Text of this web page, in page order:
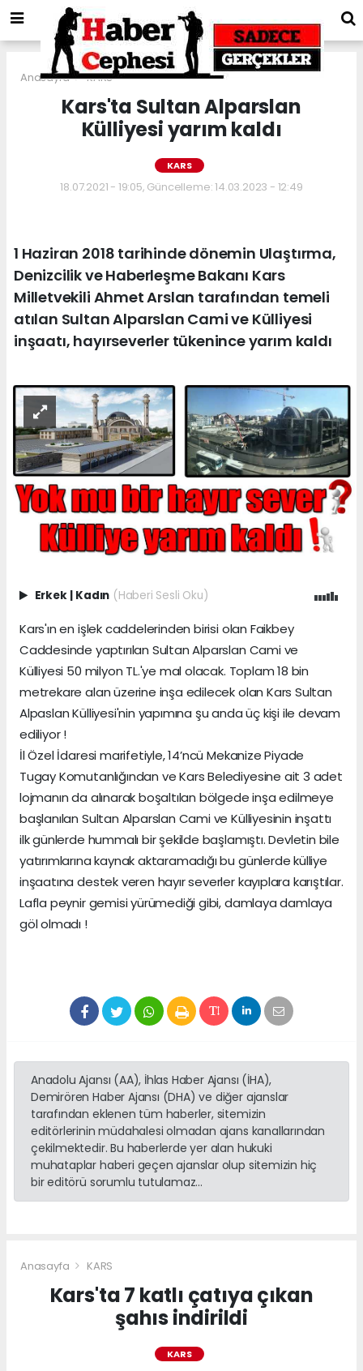
Anasayfa KARS
Kars'ta Sultan Alparslan
Külliyesi yarım kaldı
KARS
18.07.2021 - 19:05, Güncelleme: 14.03.2023 - 12:49
1 Haziran 2018 tarihinde dönemin Ulaştırma,
Denizcilik ve Haberleşme Bakanı Kars
Milletvekili Ahmet Arslan tarafından temeli
atılan Sultan Alparslan Cami ve Külliyesi
inşaatı, hayırseverler tükenince yarım kaldı
Erkek Kadın (Haberi Sesli Oku)
Kars'ın en işlek caddelerinden birisi olan Faikbey
Caddesinde yaptırılan Sultan Alparslan Cami ve
Külliyesi 50 milyon TL.'ye mal olacak. Toplam 18 bin
metrekare alan üzerine inşa edilecek olan Kars Sultan
Alpaslan Külliyesi'nin yapımına şu anda üç kişi ile devam
ediliyor !
İl Özel İdaresi marifetiyle, 14’ncü Mekanize Piyade
Tugay Komutanlığından ve Kars Belediyesine ait 3 adet
lojmanın da alınarak boşaltılan bölgede inşa edilmeye
başlanılan Sultan Alparslan Cami ve Külliyesinin inşattı
ilk günlerde hummalı bir şekilde başlamıştı. Devletin bile
yatırımlarına kaynak aktaramadığı bu günlerde külliye
inşaatına destek veren hayır severler kayıplara karıştılar.
Lafla peynir gemisi yürümediği gibi, damlaya damlaya
göl olmadı !
Anadolu Ajansı (AA), İhlas Haber Ajansı (İHA),
Demirören Haber Ajansı (DHA) ve diğer ajanslar
tarafından eklenen tüm haberler, sitemizin
editörlerinin müdahalesi olmadan ajans kanallarından
çekilmektedir. Bu haberlerde yer alan hukuki
muhataplar haberi geçen ajanslar olup sitemizin hiç
bir editörü sorumlu tutulamaz...
Anasayfa KARS
Kars'ta 7 katlı çatıya çıkan
şahıs indirildi
KARS